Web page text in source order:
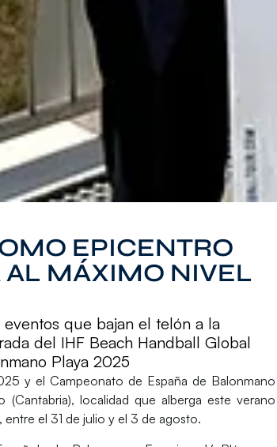
EPICENTRO
MÁXIMO NIVEL
que bajan el telón a la
del IHF Beach Handball Global
Playa 2025
y elCampeonato de España de Balonmano
(Cantabria), localidad que alberga este verano
el 31 de julio y el 3 de agosto.